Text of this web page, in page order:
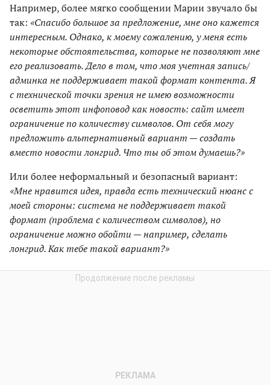
Например, более мягко сообщении Марии звучало бы
так: «Спасибо большое за предложение, мне оно кажется
интересным. Однако, к моему сожалению, у меня есть
некоторые обстоятельства, которые не позволяют мне
его реализовать. Дело в том, что моя учетная запись/
админка не поддерживает такой формат контента. Я
с технической точки зрения не имею возможности
осветить этот инфоповод как новость: сайт имеет
ограничение по количеству символов. От себя могу
предложить альтернативный вариант — создать
вместо новости лонгрид. Что ты об этом думаешь?»
Или более неформальный и безопасный вариант:
«Мне нравится идея, правда есть технический нюанс с
моей стороны: система не поддерживает такой
формат (проблема с количеством символов), но
ограничение можно обойти — например, сделать
лонгрид. Как тебе такой вариант?»